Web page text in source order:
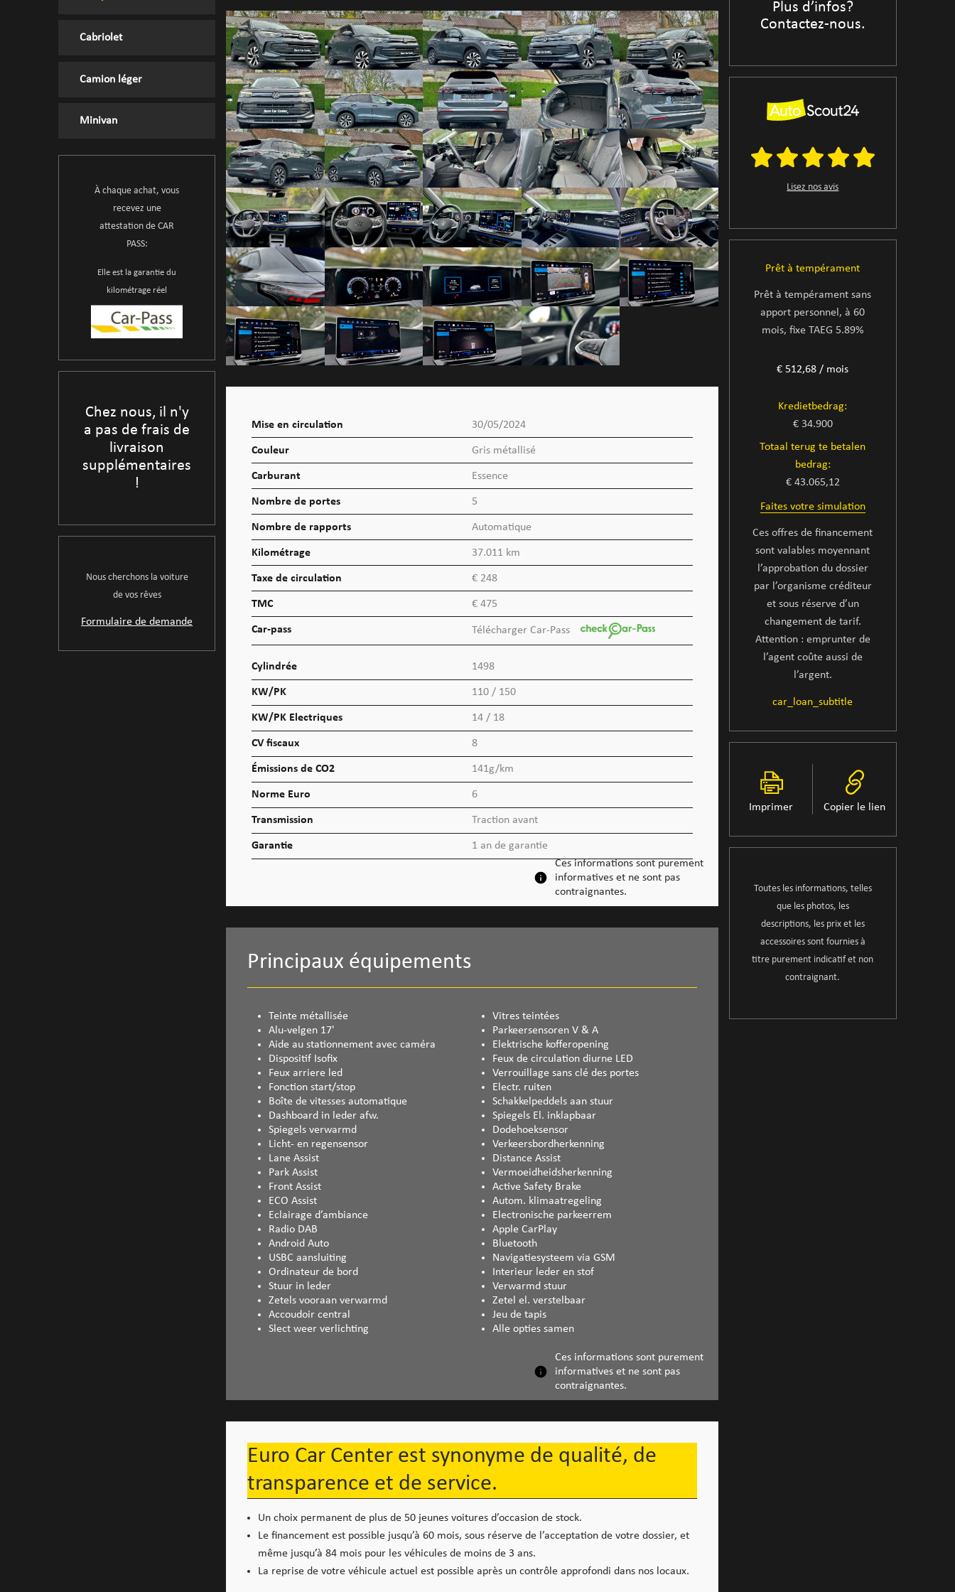
Cabriolet
Camion léger
Minivan
À chaque achat, vous
recevez une
attestation de CAR
PASS:
Elle est la garantie du
kilométrage réel
Chez nous, il n'y
a pas de frais de
livraison
supplémentaires
!
Nous cherchons la voiture
de vos rêves
Formulaire de demande
Mise en circulation 30/05/2024
Couleur Gris métallisé
Carburant Essence
Nombre de portes 5
Nombre de rapports Automatique
Kilométrage 37.011 km
Taxe de circulation € 248
TMC € 475
Car-pass Télécharger Car-Pass
Cylindrée 1498
KW/PK 110 / 150
KW/PK Electriques 14 / 18
CV fiscaux 8
Émissions de CO2 141g/km
Norme Euro 6
Transmission Traction avant
Garantie
1 an de garantie
Ces informations sont purement
informatives et ne sont pas
contraignantes.
Principaux équipements
Teinte métallisée
Vitres teintées
Alu-velgen 17'
Parkeersensoren V & A
Aide au stationnement avec caméra
Elektrische kofferopening
Dispositif Isofix
Feux de circulation diurne LED
Feux arriere led
Verrouillage sans clé des portes
Fonction start/stop
Electr. ruiten
Boîte de vitesses automatique
Schakkelpeddels aan stuur
Dashboard in leder afw.
Spiegels El. inklapbaar
Spiegels verwarmd
Dodehoeksensor
Licht- en regensensor
Verkeersbordherkenning
Lane Assist
Distance Assist
Park Assist
Vermoeidheidsherkenning
Front Assist
Active Safety Brake
ECO Assist
Autom. klimaatregeling
Eclairage d’ambiance
Electronische parkeerrem
Radio DAB
Apple CarPlay
Android Auto
Bluetooth
USBC aansluiting
Navigatiesysteem via GSM
Ordinateur de bord
Interieur leder en stof
Stuur in leder
Verwarmd stuur
Zetels vooraan verwarmd
Zetel el. verstelbaar
Accoudoir central
Jeu de tapis
Slect weer verlichting
Alle opties samen
Ces informations sont purement
informatives et ne sont pas
contraignantes.
Euro Car Center est synonyme de qualité, de
transparence et de service.
Un choix permanent de plus de 50 jeunes voitures d’occasion de stock.
Le financement est possible jusqu’à 60 mois, sous réserve de l’acceptation de votre dossier, et
même jusqu’à 84 mois pour les véhicules de moins de 3 ans.
La reprise de votre véhicule actuel est possible après un contrôle approfondi dans nos locaux.
Plus d’infos?
Contactez-nous.
Lisez nos avis
Prêt à tempérament
Prêt à tempérament sans
apport personnel, à 60
mois, fixe TAEG 5.89%
€ 512,68 / mois
Kredietbedrag:
€ 34.900
Totaal terug te betalen
bedrag:
€ 43.065,12
Faites votre simulation
Ces offres de financement
sont valables moyennant
l’approbation du dossier
par l’organisme créditeur
et sous réserve d’un
changement de tarif.
Attention : emprunter de
l’agent coûte aussi de
l’argent.
car_loan_subtitle
Imprimer Copier le lien
Toutes les informations, telles
que les photos, les
descriptions, les prix et les
accessoires sont fournies à
titre purement indicatif et non
contraignant.